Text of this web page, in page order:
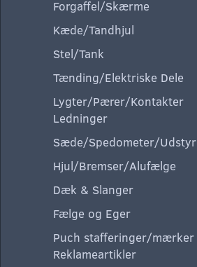
Forgaffel/Skærme
Kæde/Tandhjul
Stel/Tank
Tænding/Elektriske Dele
Lygter/Pærer/Kontakter
Ledninger
Sæde/Spedometer/Udstyr
Hjul/Bremser/Alufælge
Dæk & Slanger
Fælge og Eger
Puch stafferinger/mærker
Reklameartikler